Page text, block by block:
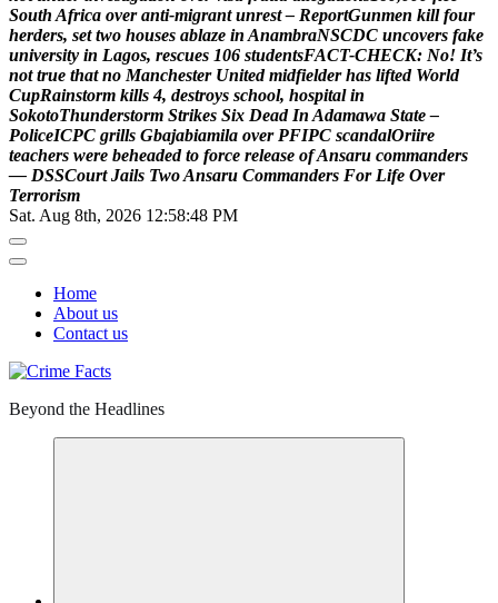
South Africa over anti-migrant unrest – ReportGunmen kill four
herders, set two houses ablaze in AnambraNSCDC uncovers fake
university in Lagos, rescues 106 studentsFACT-CHECK: No! It’s
not true that no Manchester United midfielder has lifted World
CupRainstorm kills 4, destroys school, hospital in
SokotoThunderstorm Strikes Six Dead In Adamawa State –
PoliceICPC grills Gbajabiamila over PFIPC scandalOriire
teachers were beheaded to force release ofAnsaru commanders
— DSSCourt Jails TwoAnsaru Commanders For Life Over
Terrorism
Sat. Aug 8th, 2026 12:58:49 PM
Home
About us
Contact us
Beyond the Headlines